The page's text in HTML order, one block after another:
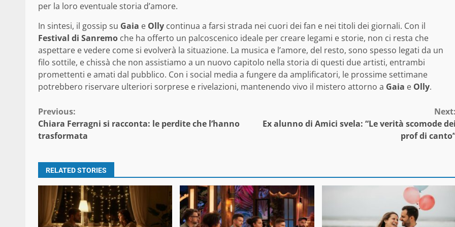
per la loro eventuale storia d’amore.
In sintesi, il gossip su Gaia e Olly continua a farsi strada nei cuori dei fan e nei titoli dei giornali. Con il
Festival di Sanremo che ha offerto un palcoscenico ideale per creare legami e storie, non ci resta che
aspettare e vedere come si evolverà la situazione. La musica e l’amore, del resto, sono spesso legati da un
filo sottile, e chissà che non assistiamo a un nuovo capitolo nella storia di questi due artisti, entrambi
promettenti e amati dal pubblico. Con i social media a fungere da amplificatori, le prossime settimane
potrebbero riservare ulteriori sorprese e rivelazioni, mantenendo vivo il mistero attorno a Gaia e Olly.
Continue
Reading
Previous:
Chiara Ferragni si racconta: le perdite che l’hanno
trasformata
Next:
Ex alunno di Amici svela: “Le verità scomode dei
prof di
RELATED STORIES